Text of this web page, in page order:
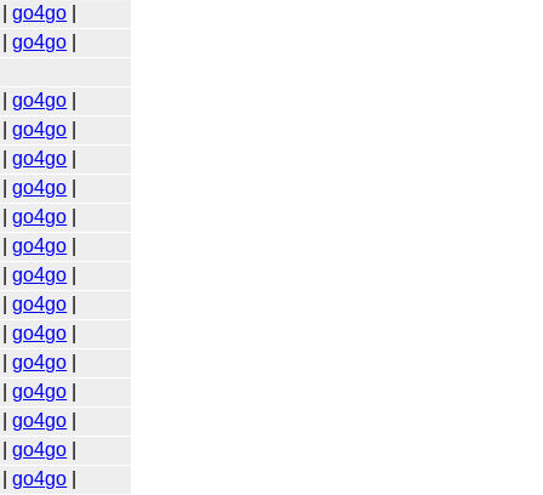
|go4go
|go4go
|go4go
|go4go
|go4go
|go4go
|go4go
|go4go
|go4go
|go4go
|go4go
|go4go
|go4go
|go4go
|go4go
|go4go